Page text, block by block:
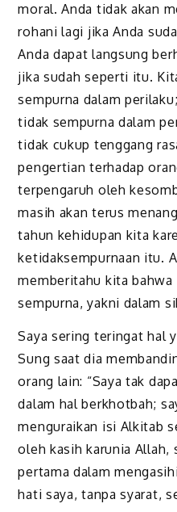
moral. Anda tidak akan
rohani lagi jika Anda
Anda dapat langsung
jika sudah seperti itu.
sempurna dalam
tidak sempurna dalam
tidak cukup tenggang
pengertian terhadap
terpengaruh oleh
masih akan terus
tahun kehidupan kita
ketidaksempurnaan itu.
memberitahu kita bahwa
sempurna, yakni dalam
Saya sering teringat hal
Sung saat dia
orang lain: “Saya tak
dalam hal berkhotbah;
menguraikan isi Alkitab
oleh kasih karunia Allah,
pertama dalam
hati saya, tanpa syarat,